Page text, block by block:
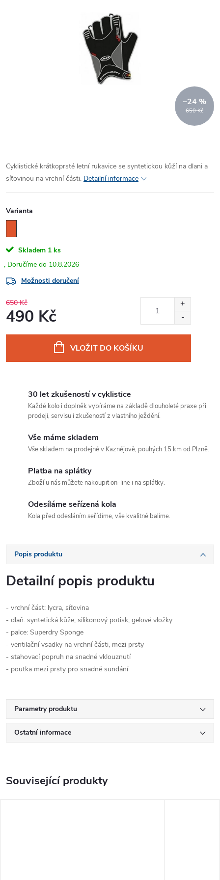
650 Kč
–24 %
Cyklistické krátkoprsté letní rukavice se syntetickou kůží na dlani a
síťovinou na vrchní části. Detailní informace
Varianta
Skladem 1 ks
10.8.2026
Možnosti doručení
650 Kč
490 Kč
VLOŽIT DO KOŠÍKU
30 let zkušeností v cyklistice
Každé kolo i doplněk vybíráme na základě dlouholeté praxe při
prodeji, servisu i zkušeností z vlastního ježdění.
Vše máme skladem
Vše skladem na prodejně v Kaznějově, pouhých 15 km od Plzně.
Platba na splátky
Zboží u nás můžete nakoupit on-line i na splátky.
Odesíláme seřízená kola
Kola před odesláním seřídíme, vše kvalitně balíme.
Popis produktu
Detailní popis produktu
- vrchní část: lycra, síťovina
- dlaň: syntetická kůže, silikonový potisk, gelové vložky
- palce: Superdry Sponge
- ventilační vsadky na vrchní části, mezi prsty
- stahovací popruh na snadné vklouznutí
- poutka mezi prsty pro snadné sundání
Parametry produktu
Ostatní informace
Související produkty